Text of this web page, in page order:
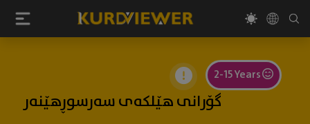
2-15 Years
گۆرانی هێلکەی سەرسوڕهێنەر